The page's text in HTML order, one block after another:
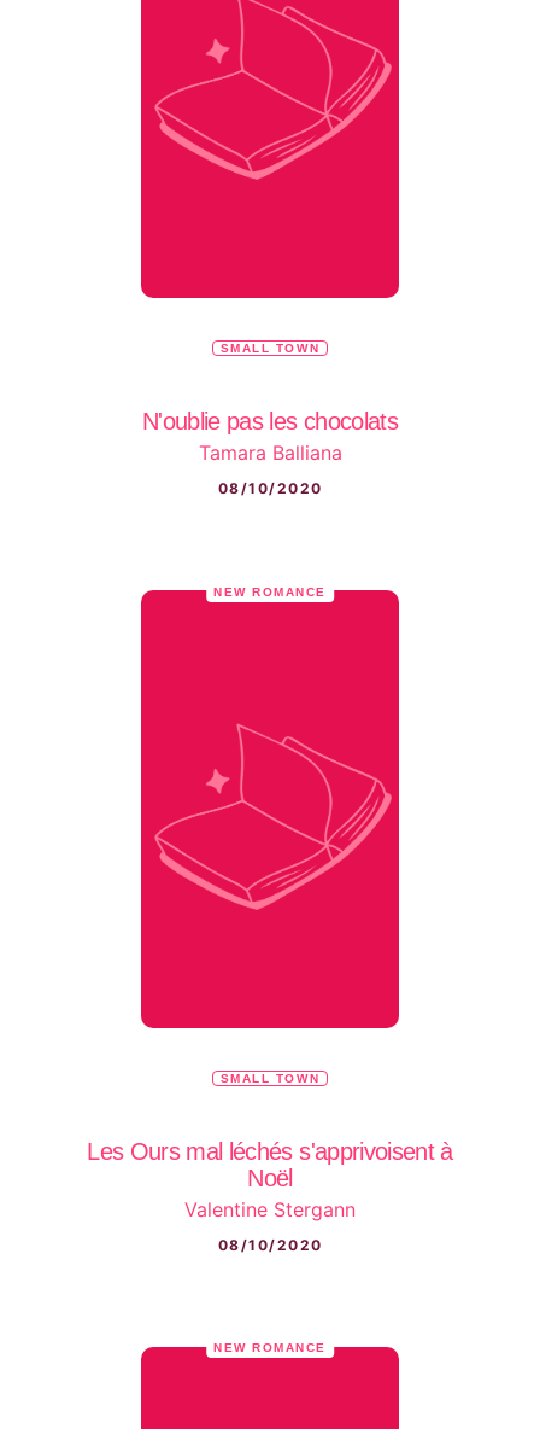
SMALL TOWN
N'oublie pas les chocolats
Tamara Balliana
08/10/2020
NEW ROMANCE
SMALL TOWN
Les Ours mal léchés s'apprivoisent à
Noël
Valentine Stergann
08/10/2020
NEW ROMANCE